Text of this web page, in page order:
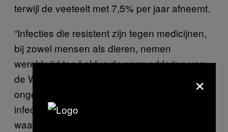
terwijl de veeteelt met 7,5% per jaar afneemt.
“Infecties die resistent zijn tegen medicijnen,
bij zowel mensen als dieren, nemen
wereldwijd toe,” aldus de persverklaring van
de Wereldbank. “Als antimicrobiële resistentie
ongecontroleerd blijft verspreiden zullen
infecties opnieuw onbehandelbaar worden,
waarmee een eeuw aan vooruitgang in de
×